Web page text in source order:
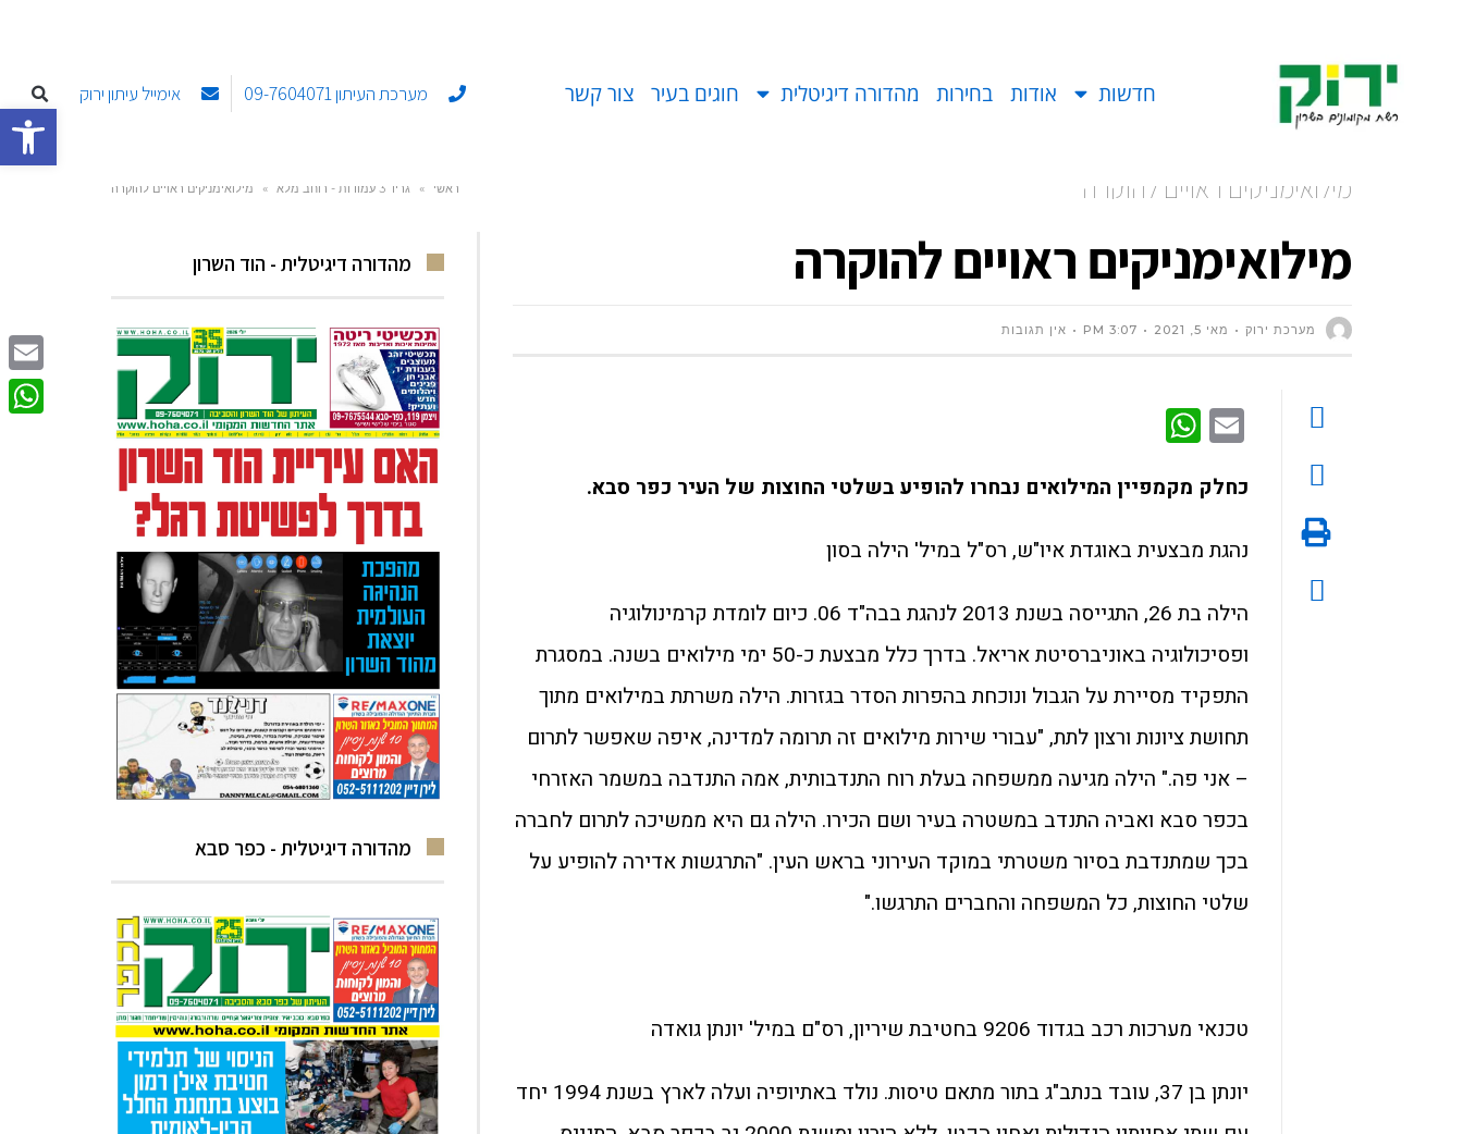
פתח חדשות אודות בחירות מהדורה דיגיטלית חוגים בעיר צור קשר מערכת העיתון 09-7604071 אימייל עיתון ירוק
מילואימניקים ראויים להוקרה ראשי » גריד 3 עמודות - רוחב מלא » מילואימניקים ראויים להוקרה
מילואימניקים ראויים להוקרה
מערכת ירוק מאי 5, 2021 3:07 PM אין תגובות
Email
כחלק מקמפיין המילואים נבחרו להופיע בשלטי החוצות של העיר כפר סבא.
נהגת מבצעית באוגדת איו"ש, רס"ל במיל' הילה בסון
הילה בת 26, התגייסה בשנת 2013 לנהגת בבה"ד 06. כיום לומדת קרמינולוגיה
ופסיכולוגיה באוניברסיטת אריאל. בדרך כלל מבצעת כ-50 ימי מילואים בשנה. במסגרת
התפקיד מסיירת על הגבול ונוכחת בהפרות הסדר בגזרות. הילה משרתת במילואים מתוך
תחושת ציונות ורצון לתת, "עבורי שירות מילואים זה תרומה למדינה, איפה שאפשר לתרום
– אני פה." הילה מגיעה ממשפחה בעלת רוח התנדבותית, אמה התנדבה במשמר האזרחי
בכפר סבא ואביה התנדב במשטרה בעיר ושם הכירו. הילה גם היא ממשיכה לתרום לחברה
בכך שמתנדבת בסיור משטרתי במוקד העירוני בראש העין. "התרגשות אדירה להופיע על
שלטי החוצות, כל המשפחה והחברים התרגשו."
טכנאי מערכות רכב בגדוד 9206 בחטיבת שיריון, רס"ם במיל' יונתן גואדה
יונתן בן 37, עובד בנתב"ג בתור מתאם טיסות. נולד באתיופיה ועלה לארץ בשנת 1994 יחד
מהדורה דיגיטלית - הוד השרון
מהדורה דיגיטלית - כפר סבא